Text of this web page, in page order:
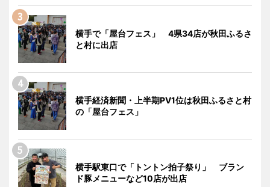
横手で「屋台フェス」 4県34店が秋田ふるさ
と村に出店
横手経済新聞・上半期PV1位は秋田ふるさと村
の「屋台フェス」
横手駅東口で「トントン拍子祭り」 ブラン
ド豚メニューなど10店が出店